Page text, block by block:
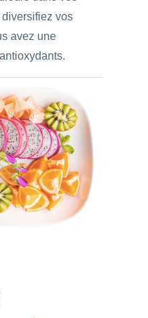
vos
avez une